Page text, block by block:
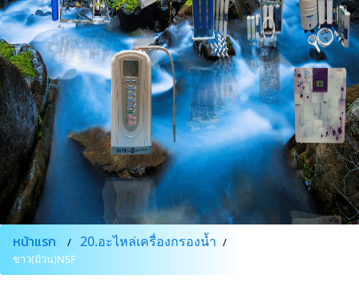
หน้าแรก 20.อะไหล่เครื่องกรองน้ำ
ขาว(ม้วน)NSF